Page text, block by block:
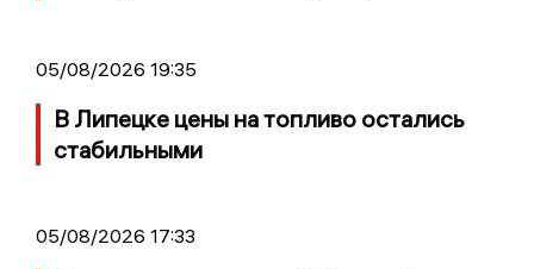
05/08/2026 19:35
В Липецке цены на топливо остались
стабильными
05/08/2026 17:33